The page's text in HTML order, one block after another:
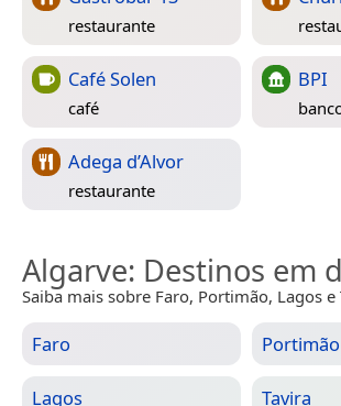
restaurante
Café Solen
café
BPI
Adega d’Alvor
restaurante
Algarve: Destinos em
Saiba mais sobre Faro, Portimão, Lagos e
Faro Portimão
Lagos Tavira